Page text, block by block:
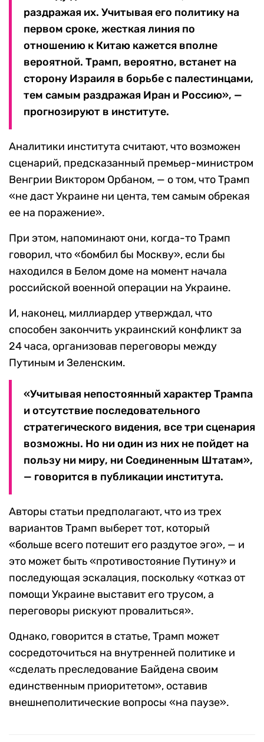
раздражая их. Учитывая его политику на
первом сроке, жесткая линия по
отношению к Китаю кажется вполне
вероятной. Трамп, вероятно, встанет на
сторону Израиля в борьбе с палестинцами,
тем самым раздражая Иран и Россию», —
прогнозируют в институте.
Аналитики института считают, что возможен
сценарий, предсказанный премьер-министром
Венгрии Виктором Орбаном, — о том, что Трамп
«не даст Украине ни цента, тем самым обрекая
ее на поражение».
При этом, напоминают они, когда-то Трамп
говорил, что «бомбил бы Москву», если бы
находился в Белом доме на момент начала
российской военной операции на Украине.
И, наконец, миллиардер утверждал, что
способен закончить украинский конфликт за
24 часа, организовав переговоры между
Путиным и Зеленским.
«Учитывая непостоянный характер Трампа
и отсутствие последовательного
стратегического видения, все три сценария
возможны. Но ни один из них не пойдет на
пользу ни миру, ни Соединенным Штатам»,
— говорится в публикации института.
Авторы статьи предполагают, что из трех
вариантов Трамп выберет тот, который
«больше всего потешит его раздутое эго», — и
это может быть «противостояние Путину» и
последующая эскалация, поскольку «отказ от
помощи Украине выставит его трусом, а
переговоры рискуют провалиться».
Однако, говорится в статье, Трамп может
сосредоточиться на внутренней политике и
«сделать преследование Байдена своим
единственным приоритетом», оставив
внешнеполитические вопросы «на паузе».